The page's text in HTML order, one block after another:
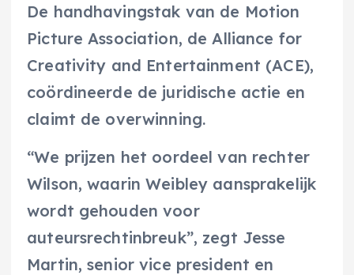
De handhavingstak van de Motion
Picture Association, de Alliance for
Creativity and Entertainment (ACE),
coördineerde de juridische actie en
claimt de overwinning.
“We prijzen het oordeel van rechter
Wilson, waarin Weibley aansprakelijk
wordt gehouden voor
auteursrechtinbreuk”, zegt Jesse
Martin, senior vice president en